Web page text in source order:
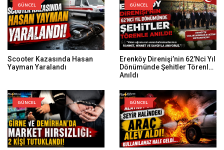
GÜNCEL
Scooter Kazasında Hasan
Yayman Yaralandı
GÜNCEL
Erenköy Direnişi’nin 62’nci Yıl
Dönümünde Şehitler Törenle
Anıldı
GÜNCEL GÜNCEL